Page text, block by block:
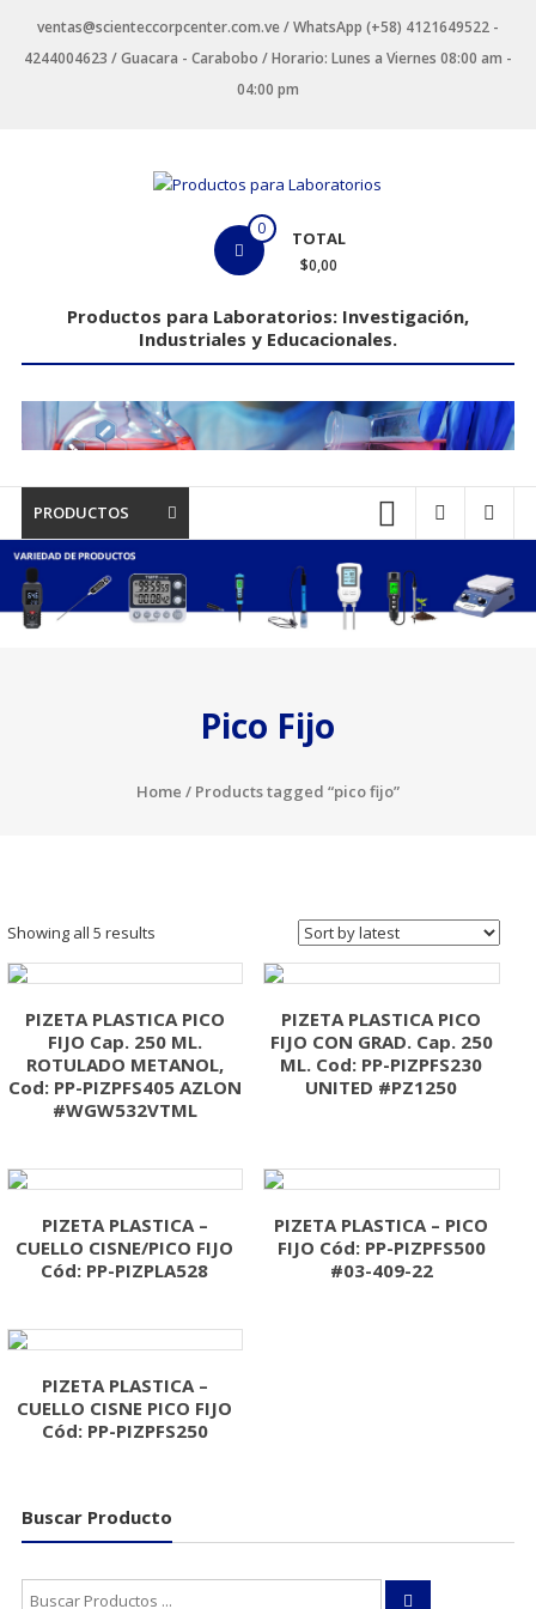
contenido
ventas@scienteccorpcenter.com.ve / WhatsApp (+58) 4121649522 -
4244004623 / Guacara - Carabobo / Horario: Lunes a Viernes 08:00 am -
04:00 pm
Laboratorios
Industriales
y
Educacionales.
0 TOTAL
$0,00
Productos para Laboratorios: Investigación,
Industriales y Educacionales.
PRODUCTOS
Pico Fijo
Home / Products tagged “pico fijo”
Showing all 5 results
PIZETA PLASTICA PICO
FIJO Cap. 250 ML.
ROTULADO METANOL,
Cod: PP-PIZPFS405 AZLON
#WGW532VTML
PIZETA PLASTICA PICO
FIJO CON GRAD. Cap. 250
ML. Cod: PP-PIZPFS230
UNITED #PZ1250
PIZETA PLASTICA –
CUELLO CISNE/PICO FIJO
Cód: PP-PIZPLA528
PIZETA PLASTICA – PICO
FIJO Cód: PP-PIZPFS500
#03-409-22
PIZETA PLASTICA –
CUELLO CISNE PICO FIJO
Cód: PP-PIZPFS250
Buscar Producto
Buscar: